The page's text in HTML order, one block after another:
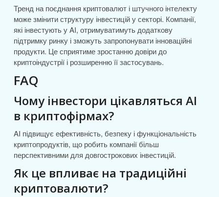
Тренд на поєднання криптовалют і штучного інтелекту
може змінити структуру інвестицій у секторі. Компанії,
які інвестують у AI, отримуватимуть додаткову
підтримку ринку і зможуть запропонувати інноваційні
продукти. Це сприятиме зростанню довіри до
криптоіндустрії і розширенню її застосувань.
FAQ
Чому інвестори цікавляться AI
в криптофірмах?
AI підвищує ефективність, безпеку і функціональність
криптопродуктів, що робить компанії більш
перспективними для довгострокових інвестицій.
Як це впливає на традиційні
криптовалюти?